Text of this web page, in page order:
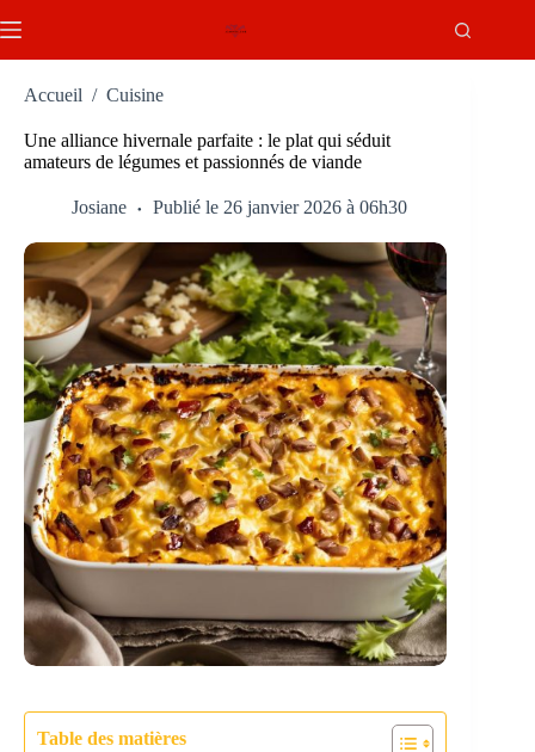
au
Accueil / Cuisine
Une alliance hivernale parfaite : le plat qui séduit
amateurs de légumes et passionnés de viande
Josiane Publié le 26 janvier 2026 à 06h30
Table des matières